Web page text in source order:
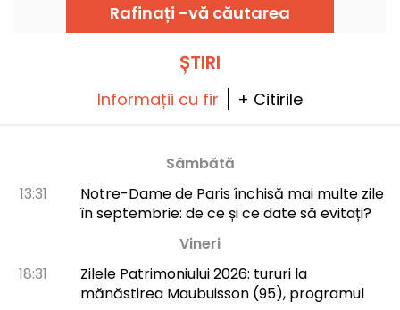
Rafinați -vă căutarea
ȘTIRI
Informații cu fir + Citirile
Sâmbătă
13:31
Notre-Dame de Paris închisă mai multe zile
în septembrie: de ce și ce date să evitați?
Vineri
18:31
Zilele Patrimoniului 2026: tururi la
mănăstirea Maubuisson (95), programul